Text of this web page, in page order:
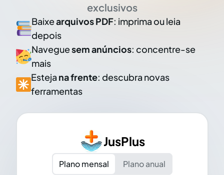
exclusivos
Baixearquivos PDF: imprima ou leia
depois
Naveguesem anúncios: concentre-se
mais
Esteja na frente: descubra novas
ferramentas
JusPlus
Plano mensal
Plano anual